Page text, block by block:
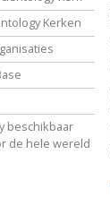
Kerken
beschikbaar
de hele wereld